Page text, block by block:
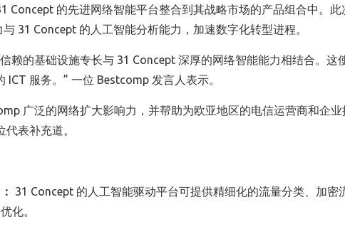
Concept 的先进网络智能平台整合到其战略市场的产品组合中。
31 Concept 的人工智能分析能力，加速数字化转型进程。
赖的基础设施专长与 31 Concept 深厚的网络智能能力相结合。这
服务。” 一位 Bestcomp 发言人表示。
广泛的网络扩大影响力，并帮助为欧亚地区的电信运营商和企
表补充道。
31 Concept 的人工智能驱动平台可提供精细化的流量分类、加密
化。